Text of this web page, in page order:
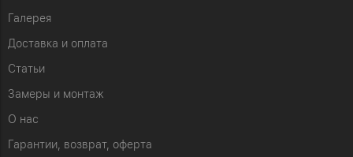
Галерея
Доставка и оплата
Статьи
Замеры и монтаж
О нас
Гарантии, возврат, оферта